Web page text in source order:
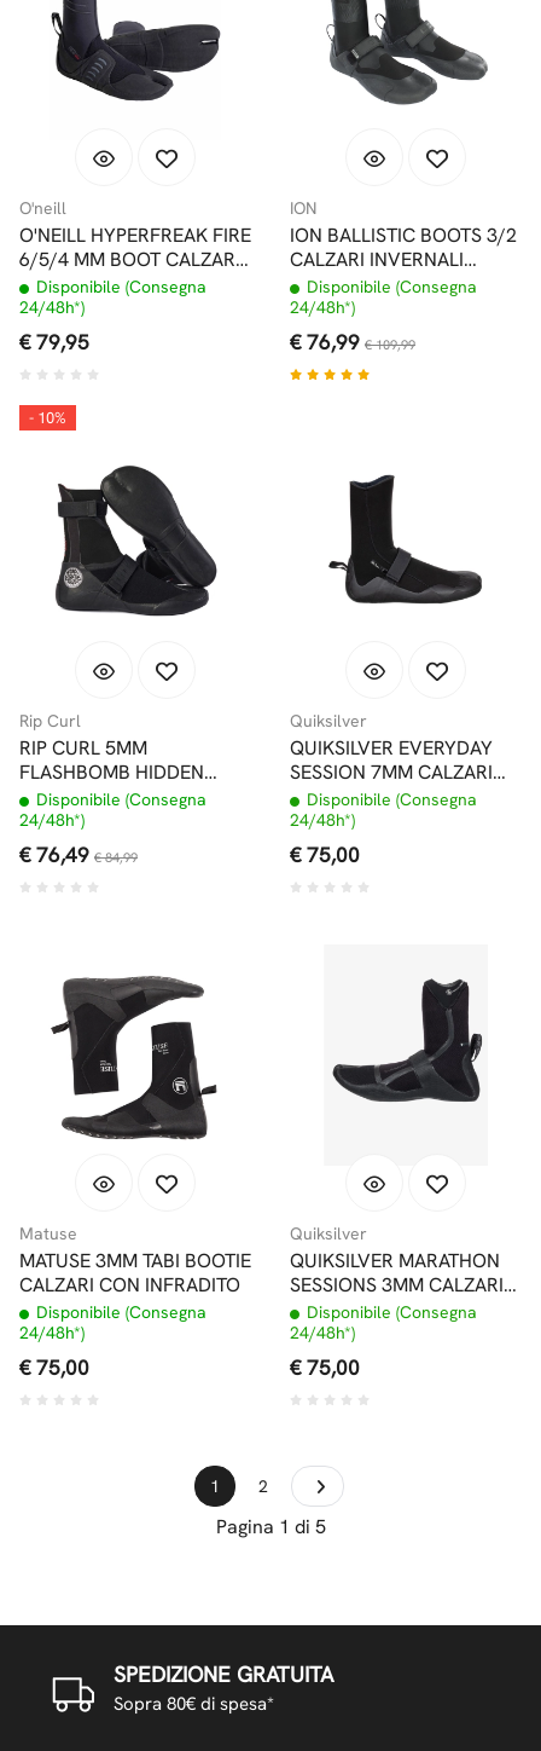
O'neill
O'NEILL HYPERFREAK FIRE
6/5/4 MM BOOT CALZARI
INFRADITO
Disponibile (Consegna
24/48h*)
€ 79,95
ION
ION BALLISTIC BOOTS 3/2
CALZARI INVERNALI
INFRADITO
Disponibile (Consegna
24/48h*)
€ 76,99 € 109,99
- 10%
Rip Curl
RIP CURL 5MM
FLASHBOMB HIDDEN
SPLIT TOE CALZARI
Disponibile (Consegna
24/48h*)
€ 76,49 € 84,99
Quiksilver
QUIKSILVER EVERYDAY
SESSION 7MM CALZARI
PUNTA TONDA
Disponibile (Consegna
24/48h*)
€ 75,00
Matuse
MATUSE 3MM TABI BOOTIE
CALZARI CON INFRADITO
Disponibile (Consegna
24/48h*)
€ 75,00
Quiksilver
QUIKSILVER MARATHON
SESSIONS 3MM CALZARI
INFRADITO CON
PRIMALOFT
Disponibile (Consegna
24/48h*)
€ 75,00
1 2
Pagina 1 di 5
SPEDIZIONE GRATUITA
Sopra 80€ di spesa*